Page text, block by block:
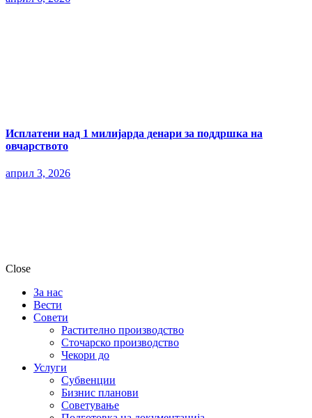
Исплатени над 1 милијарда денари за поддршка на
овчарството
април 3, 2026
Close
За нас
Вести
Совети
Растително производство
Сточарско производство
Чекори до
Услуги
Субвенции
Бизнис планови
Советување